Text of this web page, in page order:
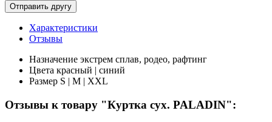
Характеристики
Отзывы
Назначение экстрем сплав, родео, рафтинг
Цвета красный | синий
Размер S | M | XXL
Отзывы к товару "Куртка сух. PALADIN":